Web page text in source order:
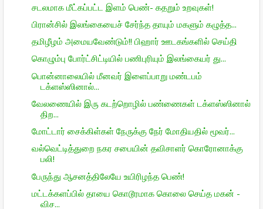
சடலமாக மீட்கப்பட்ட இளம் பெண்- கதறும் உறவுகள்!
பிரான்சில் இலங்கையைச் சேர்ந்த தாயும் மகளும் கழுத்த...
தமிழீழம் அமையவேண்டும்!! பிஹார் ஊடகங்களில் செய்தி
கொழும்பு போர்ட்சிட்டியில் பணிபுரியும் இலங்கையர் து...
பொன்னாலையில் மீனவர் இளைப்பாறு மண்டபம்
டக்ளஸ்ஸினால்...
வேலணையில் இரு கடற்றொழில் பண்ணைகள் டக்ளஸ்ஸினால்
திற...
மோட்டார் சைக்கிள்கள் நேருக்கு நேர் மோதியதில் மூவர்...
வல்வெட்டித்துறை நகர சபையின் தவிசாளர் கொரோனாக்கு
பலி!
பேருந்து ஆசனத்திலேயே உயிரிழந்த பெண்!
மட்டக்களப்பில் தாயை கொடூரமாக கொலை செய்த மகன் -
விச...